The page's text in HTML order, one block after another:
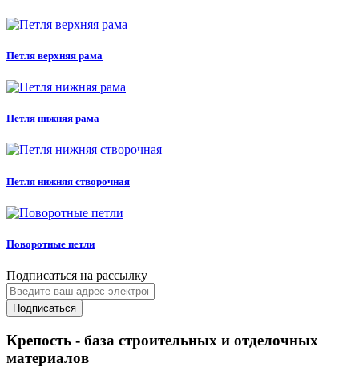
Петля верхняя рама
Петля нижняя рама
Петля нижняя створочная
Поворотные петли
Подписаться на рассылку
Подписаться
Крепость - база строительных и отделочных
материалов